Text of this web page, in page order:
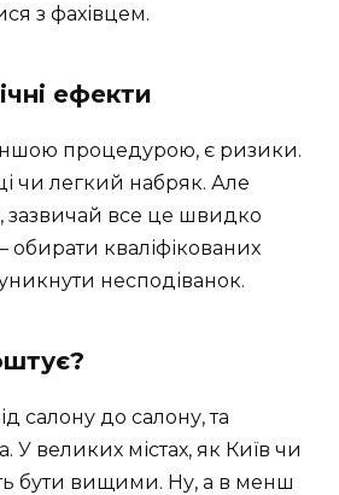
з фахівцем.
ефекти
процедурою, є ризики.
чи легкий набряк. Але
зазвичай все це швидко
обирати кваліфікованих
несподіванок.
салону до салону, та
У великих містах, як Київ чи
бути вищими. Ну, а в менш